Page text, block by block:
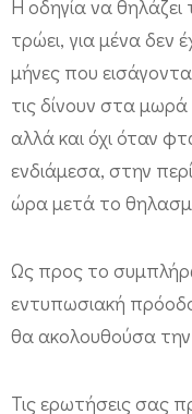
Η οδηγία να
τρώει, για μένα δεν
μήνες που
τις δίνουν στα
αλλά και όχι όταν
ενδιάμεσα, στην
ώρα μετά το
Ως προς το
εντυπωσιακή
θα ακολουθούσα
Τις ερωτήσεις σας